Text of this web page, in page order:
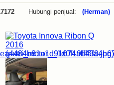
Hubungi penjual: (Herman)